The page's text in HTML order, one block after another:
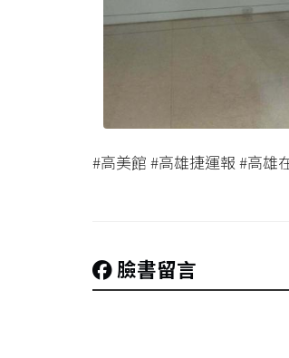
#高美館 #高雄捷運報 #高雄
臉書留言